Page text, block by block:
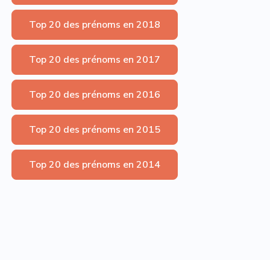
Top 20 des prénoms en 2018
Top 20 des prénoms en 2017
Top 20 des prénoms en 2016
Top 20 des prénoms en 2015
Top 20 des prénoms en 2014